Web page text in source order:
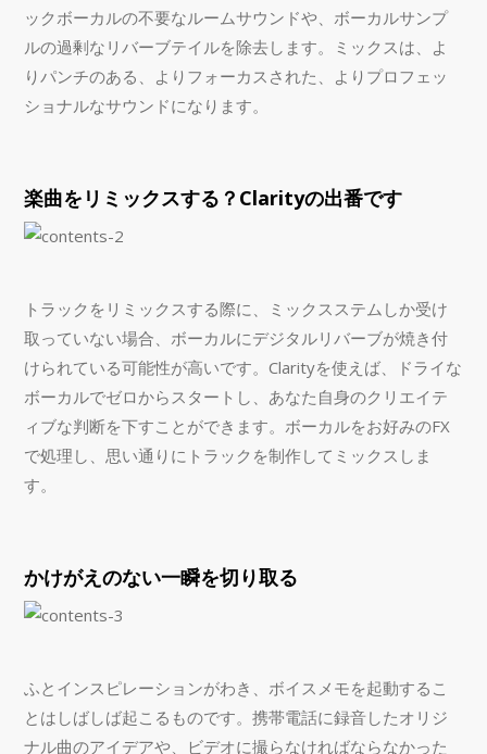
ックボーカルの不要なルームサウンドや、ボーカルサンプ
ルの過剰なリバーブテイルを除去します。ミックスは、よ
りパンチのある、よりフォーカスされた、よりプロフェッ
ショナルなサウンドになります。
楽曲をリミックスする？Clarityの出番です
トラックをリミックスする際に、ミックスステムしか受け
取っていない場合、ボーカルにデジタルリバーブが焼き付
けられている可能性が高いです。Clarityを使えば、ドライな
ボーカルでゼロからスタートし、あなた自身のクリエイテ
ィブな判断を下すことができます。ボーカルをお好みのFX
で処理し、思い通りにトラックを制作してミックスしま
す。
かけがえのない一瞬を切り取る
ふとインスピレーションがわき、ボイスメモを起動するこ
とはしばしば起こるものです。携帯電話に録音したオリジ
ナル曲のアイデアや、ビデオに撮らなければならなかった